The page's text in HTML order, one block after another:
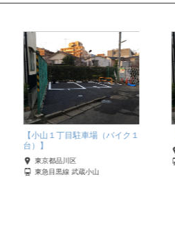
【小山１丁目駐車場（バイク１
台）】
東京都品川区
東急目黒線 武蔵小山